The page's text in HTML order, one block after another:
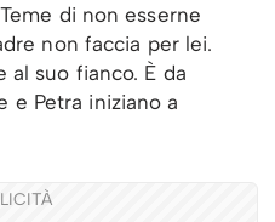
di non esserne
non faccia per lei.
al suo fianco. È da
e Petra iniziano a